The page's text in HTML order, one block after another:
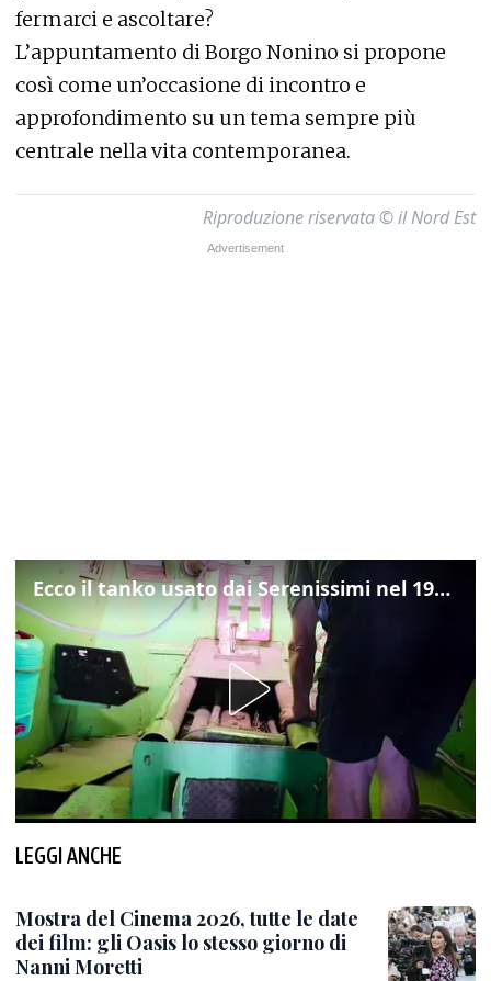
fermarci e ascoltare?
L’appuntamento di Borgo Nonino si propone
così come un’occasione di incontro e
approfondimento su un tema sempre più
centrale nella vita contemporanea.
Riproduzione riservata © il Nord Est
Ecco il tanko usato dai Serenissimi nel 1997 per il blitz a San Marco
LEGGI ANCHE
Mostra del Cinema 2026, tutte le date
dei film: gli Oasis lo stesso giorno di
Nanni Moretti